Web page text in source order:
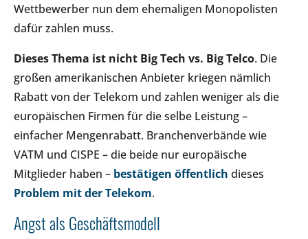
Wettbewerber nun dem ehemaligen Monopolisten
dafür zahlen muss.
Dieses Thema ist nicht Big Tech vs. Big Telco. Die
großen amerikanischen Anbieter kriegen nämlich
Rabatt von der Telekom und zahlen weniger als die
europäischen Firmen für die selbe Leistung –
einfacher Mengenrabatt. Branchenverbände wie
VATM und CISPE – die beide nur europäische
Mitglieder haben – bestätigen öffentlich dieses
Problem mit der Telekom.
Angst als Geschäftsmodell